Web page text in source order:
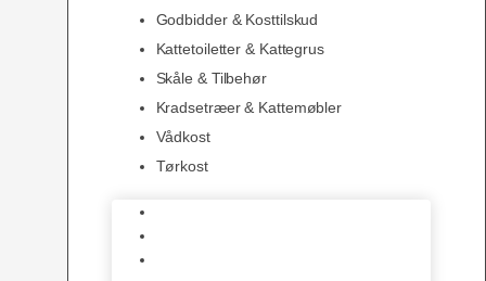
Godbidder & Kosttilskud
Kattetoiletter & Kattegrus
Skåle & Tilbehør
Kradsetræer & Kattemøbler
Vådkost
Tørkost